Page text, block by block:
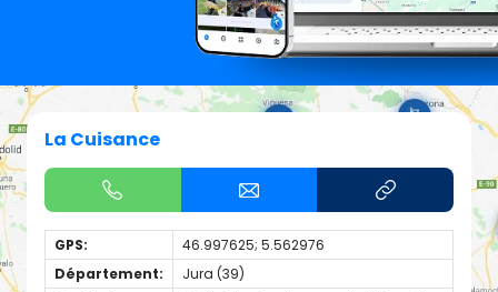
La Cuisance
GPS:
46.997625; 5.562976
Département:
Jura (39)